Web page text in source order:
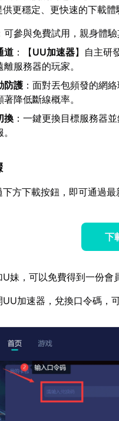
更穩定、更快速的下載體
可參與免費試用，親身體
道 ：【UU加速器】自主研
服務器的玩家。
防護 ：面對丟包頻發的網
降低斷線概率。
換 ：一鍵更換目標服務器
方下載按鈕，即可通過最
下
妹，可以免費得到一份會
加速器，兌換口令碼，